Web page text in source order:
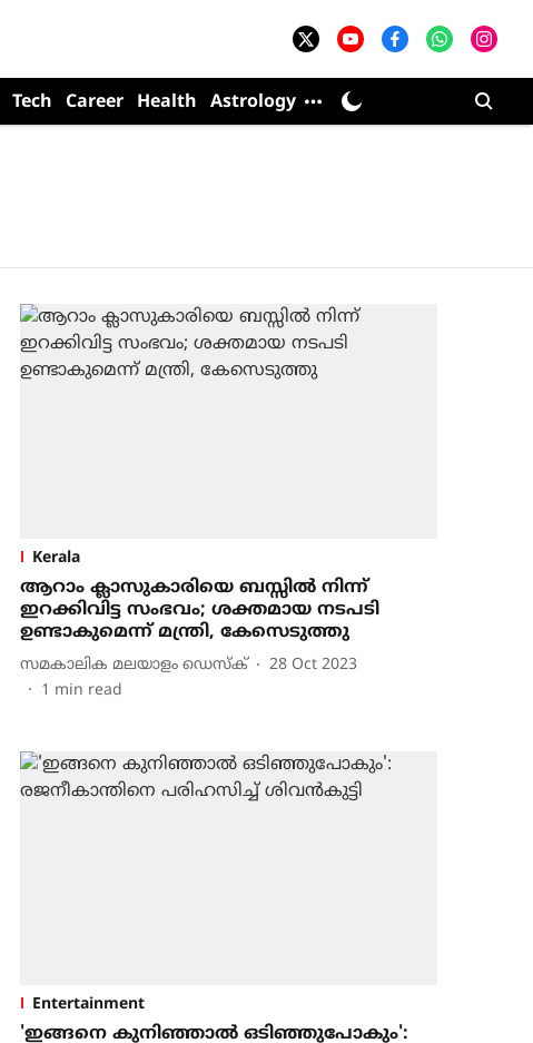
Tech Career Health Astrology
Kerala
ആറാം ക്ലാസുകാരിയെ ബസ്സിൽ നിന്ന്
ഇറക്കിവിട്ട സംഭവം; ശക്തമായ നടപടി
ഉണ്ടാകുമെന്ന് മന്ത്രി, കേസെടുത്തു
സമകാലിക മലയാളം ഡെസ്ക്
28 Oct 2023
1 min read
Entertainment
'ഇങ്ങനെ കുനിഞ്ഞാൽ ഒടിഞ്ഞുപോകും':